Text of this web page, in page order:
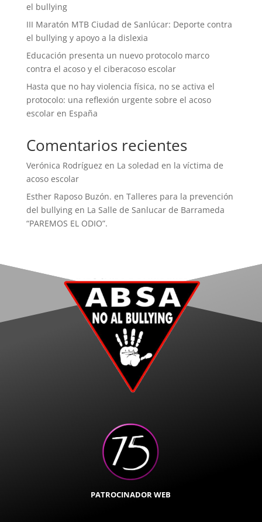
el bullying
III Maratón MTB Ciudad de Sanlúcar: Deporte contra
el bullying y apoyo a la dislexia
Educación presenta un nuevo protocolo marco
contra el acoso y el ciberacoso escolar
Hasta que no hay violencia física, no se activa el
protocolo: una reflexión urgente sobre el acoso
escolar en España
Comentarios recientes
Verónica Rodríguez en La soledad en la víctima de
acoso escolar
Esther Raposo Buzón. en Talleres para la prevención
del bullying en La Salle de Sanlucar de Barrameda
“PAREMOS EL ODIO”.
PATROCINADOR WEB